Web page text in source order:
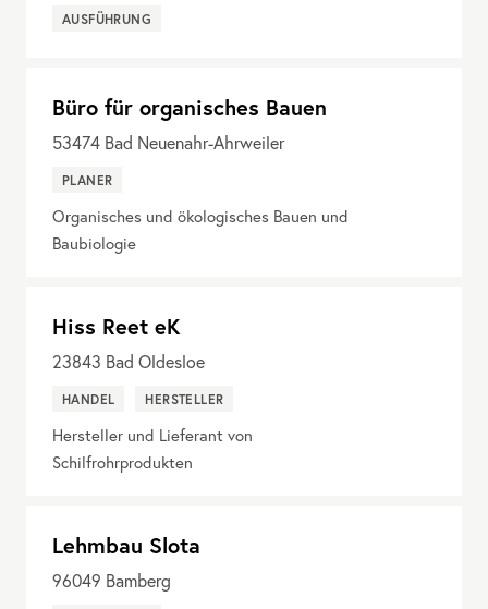
AUSFÜHRUNG
Büro für organisches Bauen
53474 Bad Neuenahr-Ahrweiler
PLANER
Organisches und ökologisches Bauen und
Baubiologie
Hiss Reet eK
23843 Bad Oldesloe
HANDEL HERSTELLER
Hersteller und Lieferant von
Schilfrohrprodukten
Lehmbau Slota
96049 Bamberg